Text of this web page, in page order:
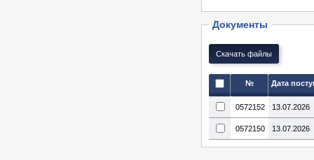
Документы
№ Дата
0572152 13.07.2026
0572150 13.07.2026